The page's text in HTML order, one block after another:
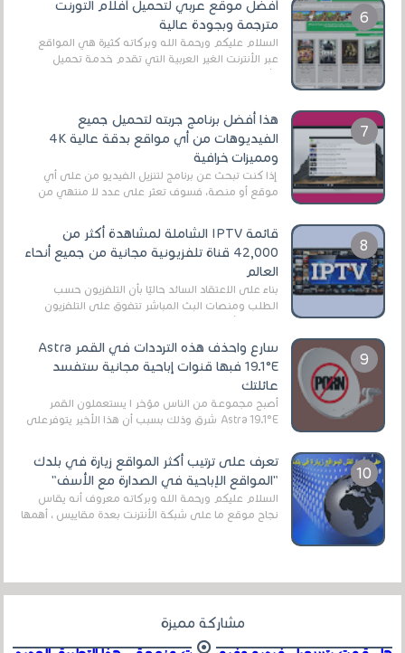
أفضل موقع عربي لتحميل أفلام التورنت
مترجمة وبجودة عالية
السلام عليكم ورحمة الله وبركاته كثيرة هي المواقع
عبر الأنترنت الغير العربية التي تقدم خدمة تحميل
الأفلام على التورنت ، ومعظم هذه المواقع ل...
هذا أفضل برنامج جربته لتحميل جميع
الفيديوهات من أي مواقع بدقة عالية 4K
ومميزات خرافية
إذا كنت تبحث عن برنامج لتنزيل الفيديو من على أي
موقع أو منصة، فسوف تعثر على عدد لا منتهي من
قائمة IPTV الشاملة لمشاهدة أكثر من
42,000 قناة تلفزيونية مجانية من جميع أنحاء
العالم
بناءً على الاعتقاد السائد حاليًا بأن التلفزيون حسب
الطلب ومنصات البث المباشر تتفوق على التلفزيون
الرقمي الأرضي التقليدي، يُعدّ IPTV-org خيار...
سارع واحذف هذه الترددات في القمر Astra
19.1°E فبها قنوات إباحية مجانية ستفسد
عائلتك
أصبح مجموعة من الناس مؤخر ا يستعملون القمر
Astra 19.1°E شرق وذلك بسبب أن هذا الأخير يتوفرعلى
تعرف على ترتيب أكثر المواقع زيارة في بلدك
"المواقع الإباحية في الصدارة مع الأسف"
السلام عليكم ورحمة الله وبركاته معروف أنه يقاس
نجاح موقع ما على شبكة الأنترنت بعدة مقاييس ، أهمها
مشاركة مميزة